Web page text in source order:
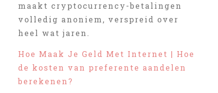
maakt cryptocurrency-betalingen
volledig anoniem, verspreid over
heel wat jaren.
Hoe Maak Je Geld Met Internet | Hoe
de kosten van preferente aandelen
berekenen?